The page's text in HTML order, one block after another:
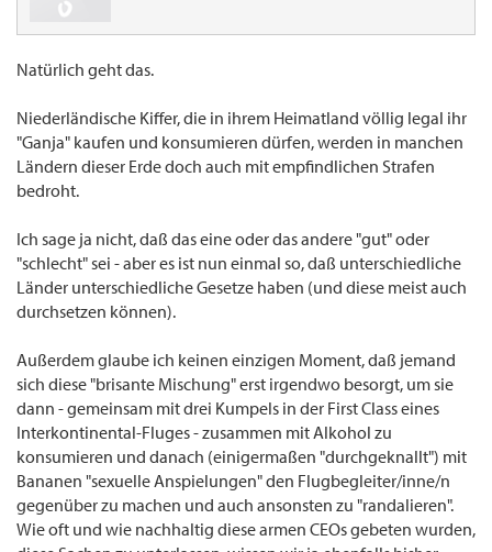
Natürlich geht das.
Niederländische Kiffer, die in ihrem Heimatland völlig legal ihr
"Ganja" kaufen und konsumieren dürfen, werden in manchen
Ländern dieser Erde doch auch mit empfindlichen Strafen
bedroht.
Ich sage ja nicht, daß das eine oder das andere "gut" oder
"schlecht" sei - aber es ist nun einmal so, daß unterschiedliche
Länder unterschiedliche Gesetze haben (und diese meist auch
durchsetzen können).
Außerdem glaube ich keinen einzigen Moment, daß jemand
sich diese "brisante Mischung" erst irgendwo besorgt, um sie
dann - gemeinsam mit drei Kumpels in der First Class eines
Interkontinental-Fluges - zusammen mit Alkohol zu
konsumieren und danach (einigermaßen "durchgeknallt") mit
Bananen "sexuelle Anspielungen" den Flugbegleiter/inne/n
gegenüber zu machen und auch ansonsten zu "randalieren".
Wie oft und wie nachhaltig diese armen CEOs gebeten wurden,